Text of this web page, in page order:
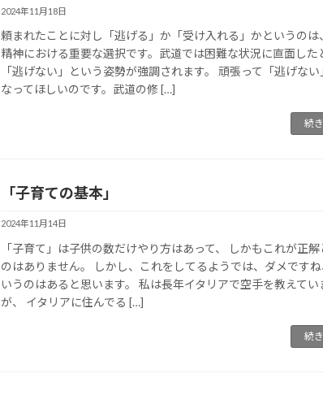
2024年11月18日
頼まれたことに対し「逃げる」か「受け入れる」かというのは
精神における重要な選択です。武道では困難な状況に直面した
「逃げない」という姿勢が強調されます。 頑張って「逃げな
なってほしいのです。武道の修 […]
続
「子育ての基本」
2024年11月14日
「子育て」は子供の数だけやり方はあって、 しかもこれが正解
のはありません。 しかし、これをしてるようでは、ダメですね
いうのはあると思います。 私は長年イタリアで空手を教えてい
が、 イタリアに住んでる […]
続